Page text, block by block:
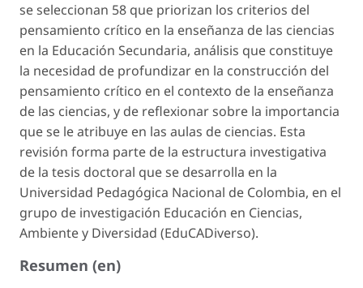
se seleccionan 58 que priorizan los criterios del
pensamiento crítico en la enseñanza de las ciencias
en la Educación Secundaria, análisis que constituye
la necesidad de profundizar en la construcción del
pensamiento crítico en el contexto de la enseñanza
de las ciencias, y de reflexionar sobre la importancia
que se le atribuye en las aulas de ciencias. Esta
revisión forma parte de la estructura investigativa
de la tesis doctoral que se desarrolla en la
Universidad Pedagógica Nacional de Colombia, en el
grupo de investigación Educación en Ciencias,
Ambiente y Diversidad (EduCADiverso).
Resumen (en)